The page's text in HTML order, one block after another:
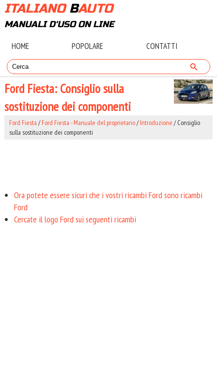
ITALIANOBAUTO
MANUALI D'USO ON LINE
HOME POPOLARE CONTATTI
Ford Fiesta: Consiglio sulla
sostituzione dei componenti
Ford Fiesta /Ford Fiesta - Manuale del proprietario/Introduzione / Consiglio
sulla sostituzione dei componenti
Ora potete essere sicuri che i vostri ricambi Ford sono ricambi
Ford
Cercate il logo Ford sui seguenti ricambi